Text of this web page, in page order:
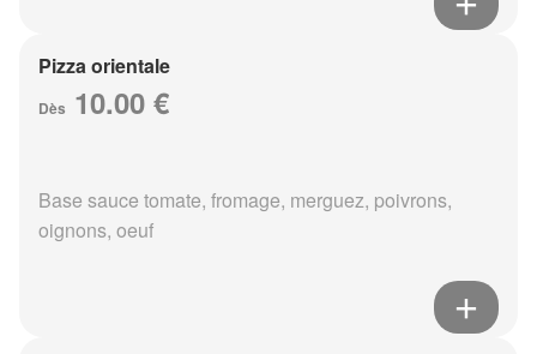
Pizza orientale
Dès 10.00 €
Base sauce tomate, fromage, merguez, poivrons,
oignons, oeuf